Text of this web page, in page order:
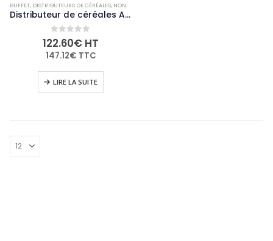
BUFFET, DISTRIBUTEURS DE CÉRÉALES, NON-PALETTISABLE
Distributeur de céréales APS
0out of 5
122.60€ HT
147.12€ TTC
LIRE LA SUITE